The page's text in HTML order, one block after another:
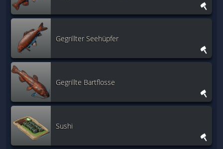
Gegrillter Seehüpfer
Gegrillte Bartflosse
Sushi